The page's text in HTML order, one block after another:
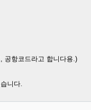
공항코드라고 합니다용.)
니다.